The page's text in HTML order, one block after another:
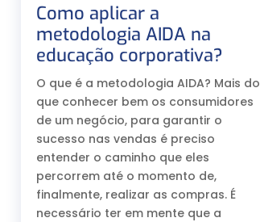
Como aplicar a
metodologia AIDA na
educação corporativa?⠀
O que é a metodologia AIDA? Mais do
que conhecer bem os consumidores
de um negócio, para garantir o
sucesso nas vendas é preciso
entender o caminho que eles
percorrem até o momento de,
finalmente, realizar as compras. É
necessário ter em mente que a